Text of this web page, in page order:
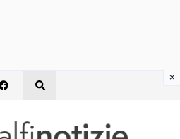
×